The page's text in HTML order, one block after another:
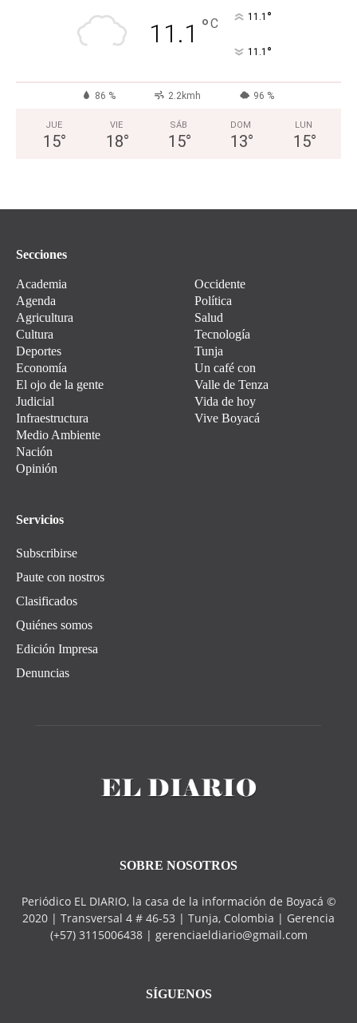
11.1 °C 11.1 °
11.1 °
86 % 2.2kmh 96 %
JUE
15°
VIE
18°
SÁB
15°
DOM
13°
LUN
15°
Secciones
Academia
Agenda
Agricultura
Cultura
Deportes
Economía
El ojo de la gente
Judicial
Infraestructura
Medio Ambiente
Nación
Opinión
Occidente
Política
Salud
Tecnología
Tunja
Un café con
Valle de Tenza
Vida de hoy
Vive Boyacá
Servicios
Subscribirse
Paute con nostros
Clasificados
Quiénes somos
Edición Impresa
Denuncias
SOBRE NOSOTROS
Periódico EL DIARIO, la casa de la información de Boyacá ©
2020 | Transversal 4 # 46-53 | Tunja, Colombia | Gerencia
(+57) 3115006438 | gerenciaeldiario@gmail.com
SÍGUENOS